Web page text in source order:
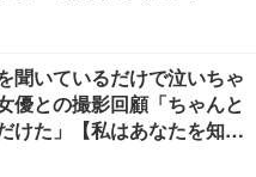
聞いているだけで泣いちゃ
優との撮影回顧「ちゃんと
けた」【私はあなたを知ら